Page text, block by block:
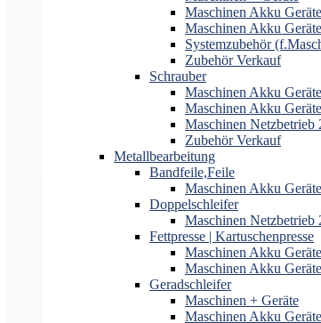
Maschinen Akku
Maschinen Akku
Systemzubehör
Zubehör Verkauf
Schrauber
Maschinen Akku
Maschinen Akku
Maschinen Netzbetrieb
Zubehör Verkauf
Metallbearbeitung
Bandfeile,Feile
Maschinen Akku
Doppelschleifer
Maschinen Netzbetrieb
Fettpresse | Kartuschenpresse
Maschinen Akku
Maschinen Akku
Geradschleifer
Maschinen + Geräte
Maschinen Akku